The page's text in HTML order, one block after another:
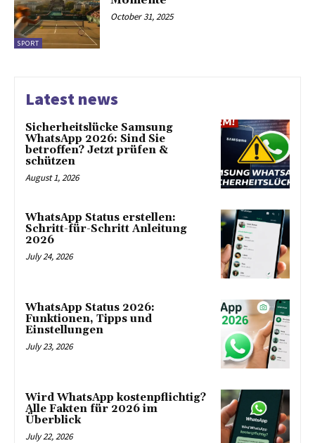
SPORT
October 31, 2025
Latest news
Sicherheitslücke Samsung
WhatsApp 2026: Sind Sie
betroffen? Jetzt prüfen &
schützen
August 1, 2026
WhatsApp Status erstellen:
Schritt-für-Schritt Anleitung
2026
July 24, 2026
WhatsApp Status 2026:
Funktionen, Tipps und
Einstellungen
July 23, 2026
Wird WhatsApp kostenpflichtig?
Alle Fakten für 2026 im
Überblick
July 22, 2026